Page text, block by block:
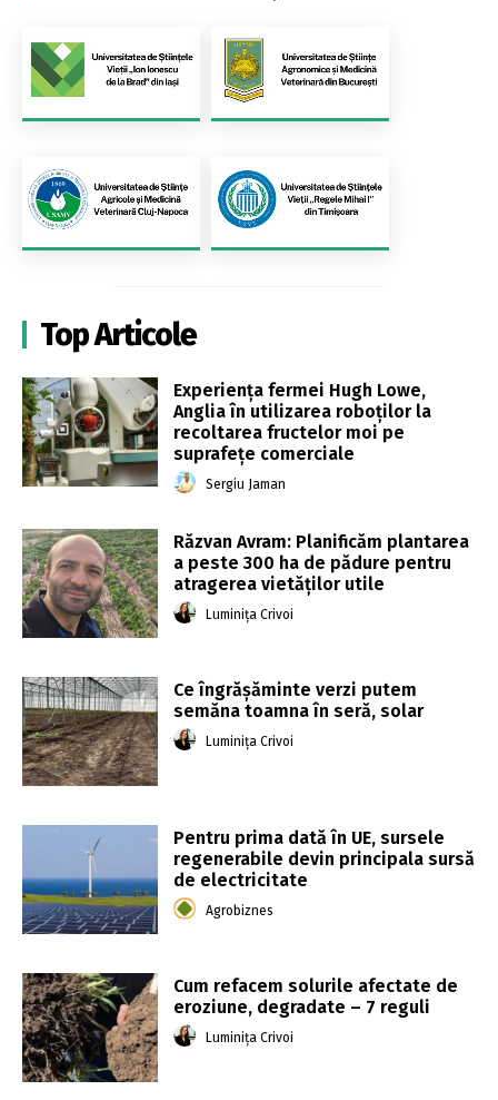
Top Articole
Experiența fermei Hugh Lowe,
Anglia în utilizarea roboților la
recoltarea fructelor moi pe
suprafețe comerciale
Sergiu Jaman
Răzvan Avram: Planificăm plantarea
a peste 300 ha de pădure pentru
atragerea vietăților utile
Luminița Crivoi
Ce îngrășăminte verzi putem
semăna toamna în seră, solar
Luminița Crivoi
Pentru prima dată în UE, sursele
regenerabile devin principala sursă
de electricitate
Agrobiznes
Cum refacem solurile afectate de
eroziune, degradate – 7 reguli
Luminița Crivoi